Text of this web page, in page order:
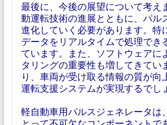
最後に、今後の展望について考え
動運転技術の進展とともに、パル
進化していく必要があります。特
データをリアルタイムで処理でき
ています。また、ソフトウェアに
タリングの重要性も増してきてい
り、車両が受け取る情報の質が向
運転支援システムが実現するでし
軽自動車用パルスジェネレータは